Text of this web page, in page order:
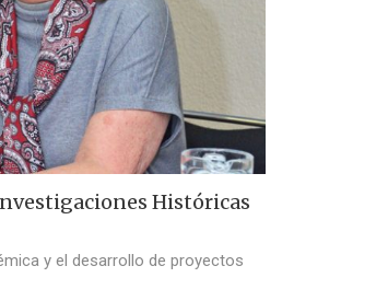
Históricas
y el desarrollo de proyectos